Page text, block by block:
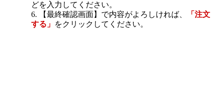
どを入力してください。
【最終確認画面】で内容がよろしければ、
「注文
する」 をクリックしてください。